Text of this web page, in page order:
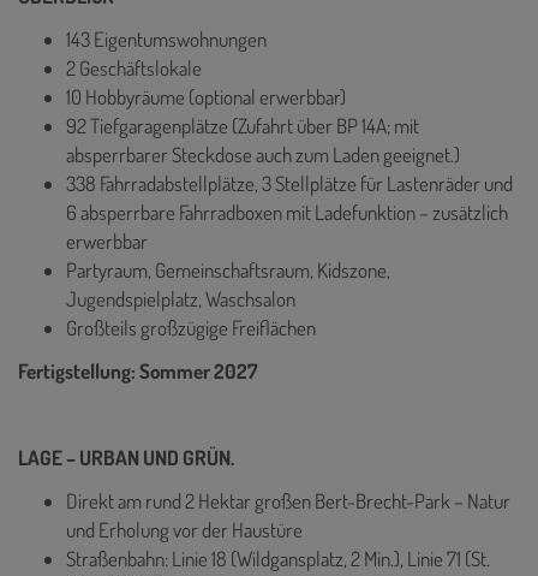
143 Eigentumswohnungen
2 Geschäftslokale
10 Hobbyräume (optional erwerbbar)
92 Tiefgaragenplätze (Zufahrt über BP 14A; mit
absperrbarer Steckdose auch zum Laden geeignet.)
338 Fahrradabstellplätze, 3 Stellplätze für Lastenräder und
6 absperrbare Fahrradboxen mit Ladefunktion – zusätzlich
erwerbbar
Partyraum, Gemeinschaftsraum, Kidszone,
Jugendspielplatz, Waschsalon
Großteils großzügige Freiflächen
Fertigstellung: Sommer 2027
LAGE – URBAN UND GRÜN.
Direkt am rund 2 Hektar großen Bert-Brecht-Park – Natur
und Erholung vor der Haustüre
Straßenbahn: Linie 18 (Wildgansplatz, 2 Min.), Linie 71 (St.